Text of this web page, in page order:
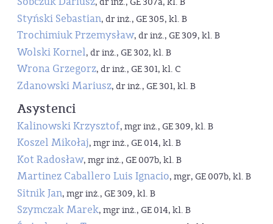
, dr inż., GE 307a, kl. B
Styński Sebastian, dr inż., GE 305, kl. B
Trochimiuk Przemysław, dr inż., GE 309, kl. B
Wolski Kornel, dr inż., GE 302, kl. B
Wrona Grzegorz, dr inż., GE 301, kl. C
Zdanowski Mariusz, dr inż., GE 301, kl. B
Asystenci
Kalinowski Krzysztof, mgr inż., GE 309, kl. B
Koszel Mikołaj, mgr inż., GE 014, kl. B
Kot Radosław, mgr inż., GE 007b, kl. B
Martinez Caballero Luis Ignacio, mgr, GE 007b, kl. B
Sitnik Jan, mgr inż., GE 309, kl. B
Szymczak Marek, mgr inż., GE 014, kl. B